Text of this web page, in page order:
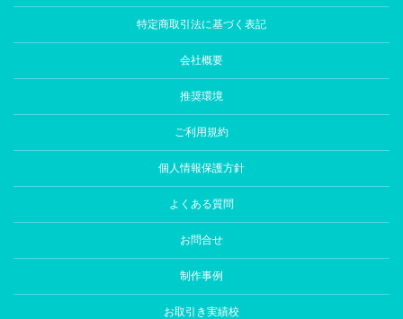
特定商取引法に基づく表記
会社概要
推奨環境
ご利用規約
個人情報保護方針
よくある質問
お問合せ
制作事例
お取引き実績校